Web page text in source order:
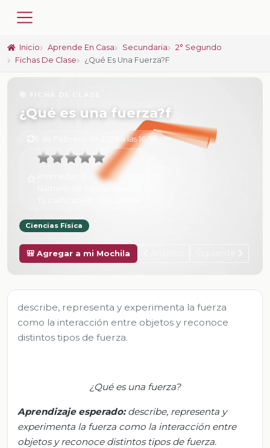
Inicio Aprende En Casa Secundaria
2° Segundo
Fichas De Clase
¿Qué Es Una Fuerza?f
¿Qué es una fuerza?f
6 de Febrero de 2025 a las 16:56
Ciencias Física
🎒 Agregar a mi Mochila
describe, representa y experimenta la fuerza
como la interacción entre objetos y reconoce
distintos tipos de fuerza.
¿Qué es una fuerza?
Aprendizaje esperado:describe, representa y
experimenta la fuerza como la interacción entre
objetos y reconoce distintos tipos de fuerza.